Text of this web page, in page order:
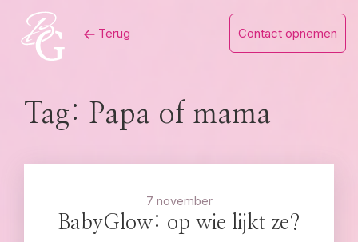
content
Terug Contact opnemen
Tag: Papa of mama
7 november
BabyGlow: op wie lijkt ze?